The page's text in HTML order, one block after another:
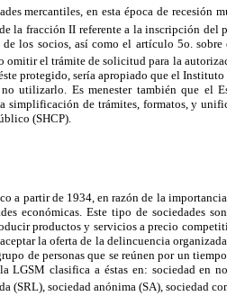
mercantiles, en esta época de
la fracción II referente a la inscripción del
los socios, así como el artículo 5o.
omitir el trámite de solicitud para la
protegido, sería apropiado que el
utilizarlo. Es menester también que el
simplificación de trámites, formatos, y
(SHCP).
a partir de 1934, en razón de la
económicas. Este tipo de sociedades
productos y servicios a precio
la oferta de la delincuencia
de personas que se reúnen por un
LGSM clasifica a éstas en: sociedad en
(SRL), sociedad anónima (SA), sociedad